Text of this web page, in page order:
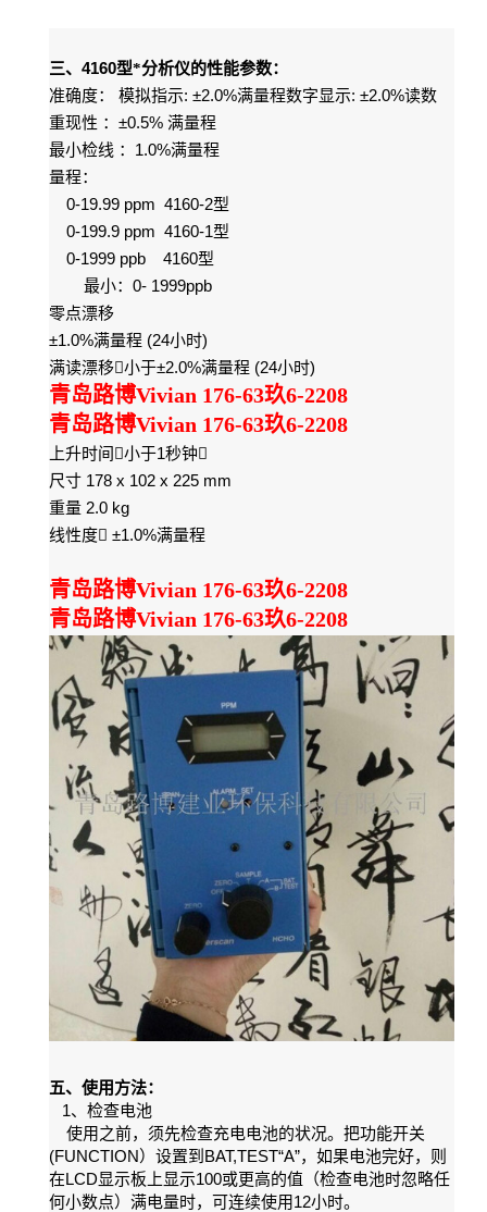
三、 4160型*分析仪的性能参数：
准确度：
模拟指示: ±2.0%满量程数字显示: ±2.0%读数
重现性 ： ±0.5% 满量程
最小检线 ： 1.0%满量程
量程：
0-19.99 ppm 4160-2型
0-199.9 ppm 4160-1型
0-1999 ppb 4160型
最小： 0- 1999ppb
零点漂移
±1.0%满量程 (24小时)
满读漂移小于±2.0%满量程 (24小时)
青岛路博Vivian 176-63玖6-2208
青岛路博Vivian 176-63玖6-2208
上升时间 小于1秒钟
尺寸 178 x 102 x 225 mm
重量 2.0 kg
线性度 ±1.0%满量程
青岛路博Vivian 176-63玖6-2208
青岛路博Vivian 176-63玖6-2208
五、使用方法：
1、检查电池
使用之前，须先检查充电电池的状况。把功能开关
(FUNCTION）设置到 BAT,TEST“A”，如果电池完好，则
在LCD显示板上显示100或更高的值（检查电池时忽略任
何小数点）满电量时，可连续使用12小时。